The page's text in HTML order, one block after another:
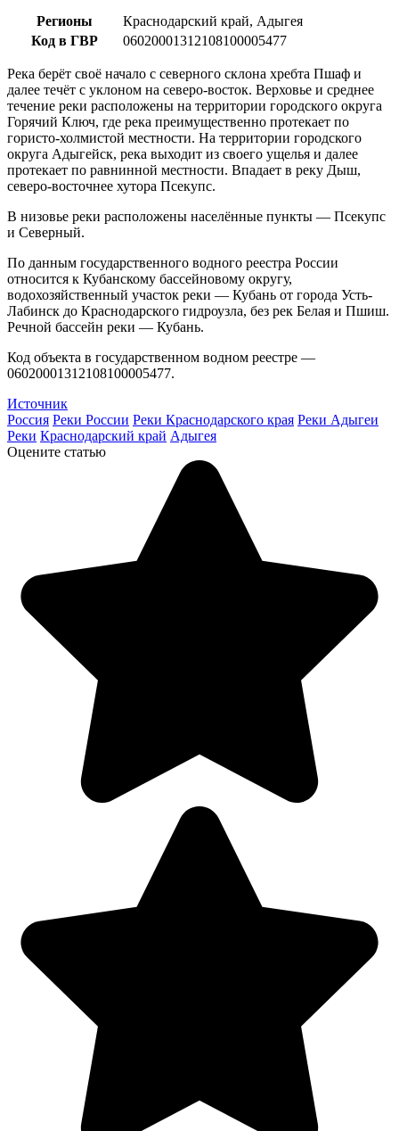
Регионы
Краснодарский край, Адыгея
Код в ГВР
06020001312108100005477
Река берёт своё начало с северного склона хребта Пшаф и
далее течёт с уклоном на северо-восток. Верховье и среднее
течение реки расположены на территории городского округа
Горячий Ключ, где река преимущественно протекает по
гористо-холмистой местности. На территории городского
округа Адыгейск, река выходит из своего ущелья и далее
протекает по равнинной местности. Впадает в реку Дыш,
северо-восточнее хутора Псекупс.
В низовье реки расположены населённые пункты — Псекупс
и Северный.
По данным государственного водного реестра России
относится к Кубанскому бассейновому округу,
водохозяйственный участок реки — Кубань от города Усть-
Лабинск до Краснодарского гидроузла, без рек Белая и Пшиш.
Речной бассейн реки — Кубань.
Код объекта в государственном водном реестре —
06020001312108100005477.
Источник
Россия Реки России Реки Краснодарского края Реки Адыгеи
Реки Краснодарский край Адыгея
Оцените статью